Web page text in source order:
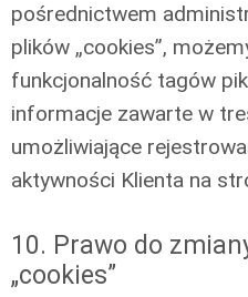
pośrednictwem
plików „cookies”,
funkcjonalność tagów
informacje zawarte w
umożliwiające
aktywności Klienta na
10. Prawo do
„cookies”